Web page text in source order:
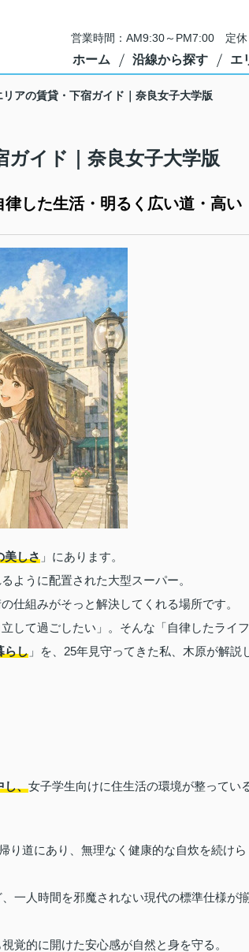
営業時間：AM9:30～PM7:00 定休
ホーム 沿線から探す エ
リアの賃貸・下宿ガイド｜奈良女子大学版
ガイド｜奈良女子大学版
した生活・明るく広い道・高い
美しさ 」にあります。
ように配置された大型スーパー。
の仕組みがそっと解決してくれる場所です。
して過ごしたい」。そんな「自律したライフ
らし 」を、25年見守ってきた私、木原が解説
し、女子学生向けに住生活の環境が整ってい
り道にあり、無理なく健康的な自炊を続けら
一人時間を邪魔されない現代の標準仕様が
覚的に開けた安心感が自然と身を守る。